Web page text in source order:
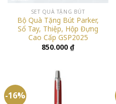
SET QUÀ TẶNG BÚT
Bộ Quà Tặng Bút Parker,
Sổ Tay, Thiệp, Hộp Đựng
Cao Cấp GSP2025
850.000 ₫
-16%